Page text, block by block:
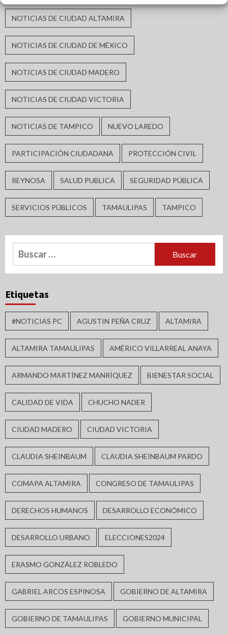
NOTICIAS DE CIUDAD ALTAMIRA
NOTICIAS DE CIUDAD DE MÉXICO
NOTICIAS DE CIUDAD MADERO
NOTICIAS DE CIUDAD VICTORIA
NOTICIAS DE TAMPICO NUEVO LAREDO
PARTICIPACIÓN CIUDADANA PROTECCIÓN CIVIL
REYNOSA SALUD PUBLICA SEGURIDAD PÚBLICA
SERVICIOS PÚBLICOS TAMAULIPAS TAMPICO
Buscar:
Etiquetas
#NOTICIAS PC AGUSTIN PEÑA CRUZ ALTAMIRA
ALTAMIRA TAMAULIPAS AMÉRICO VILLARREAL ANAYA
ARMANDO MARTÍNEZ MANRÍQUEZ BIENESTAR SOCIAL
CALIDAD DE VIDA CHUCHO NADER
CIUDAD MADERO CIUDAD VICTORIA
CLAUDIA SHEINBAUM CLAUDIA SHEINBAUM PARDO
COMAPA ALTAMIRA CONGRESO DE TAMAULIPAS
DERECHOS HUMANOS DESARROLLO ECONÓMICO
DESARROLLO URBANO ELECCIONES2024
ERASMO GONZÁLEZ ROBLEDO
GABRIEL ARCOS ESPINOSA GOBIERNO DE ALTAMIRA
GOBIERNO DE TAMAULIPAS GOBIERNO MUNICIPAL